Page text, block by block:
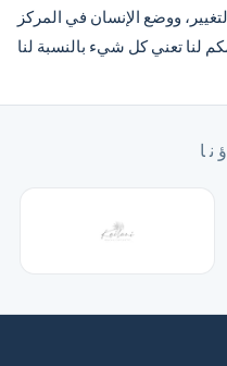
ووضع الإنسان في المركز